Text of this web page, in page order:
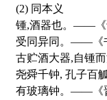
(2) 同本义
锺,酒器也。——《
受同异同。——《
古贮酒大器,自锺而
尧舜千钟, 孔子百
有玻璃钟。——《